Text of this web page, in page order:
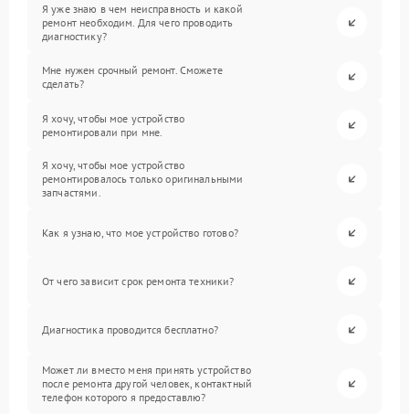
Я уже знаю в чем неисправность и какой
ремонт необходим. Для чего проводить
диагностику?
Мне нужен срочный ремонт. Сможете
сделать?
Я хочу, чтобы мое устройство
ремонтировали при мне.
Я хочу, чтобы мое устройство
ремонтировалось только оригинальными
запчастями.
Как я узнаю, что мое устройство готово?
От чего зависит срок ремонта техники?
Диагностика проводится бесплатно?
Может ли вместо меня принять устройство
после ремонта другой человек, контактный
телефон которого я предоставлю?